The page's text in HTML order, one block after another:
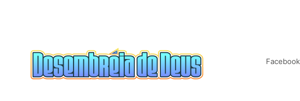
Facebook